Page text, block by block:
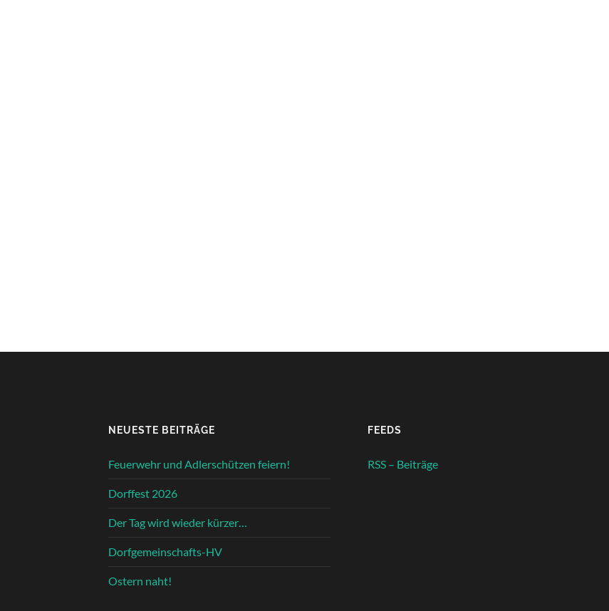
NEUESTE BEITRÄGE
Feuerwehr und Adlerschützen feiern!
Dorffest 2026
Der Tag wird wieder kürzer…
Dorfgemeinschafts-HV
Ostern naht!
FEEDS
RSS – Beiträge